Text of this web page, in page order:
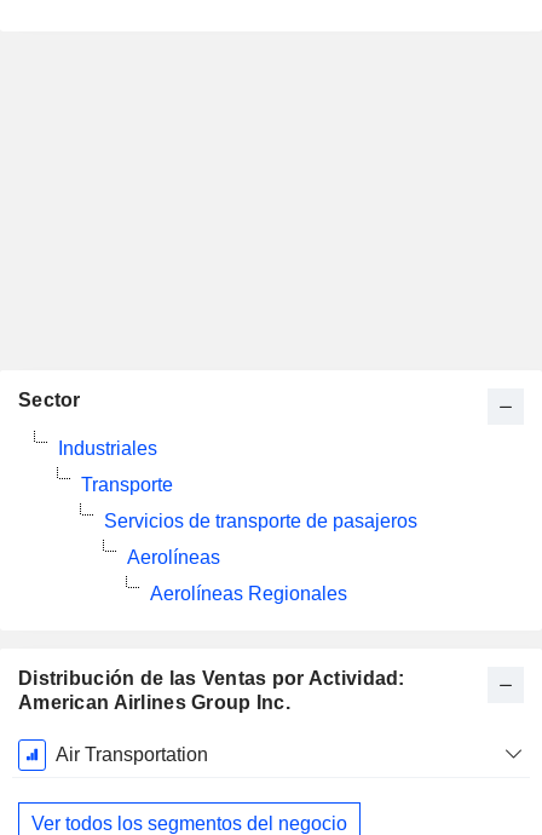
Distribución de las Ventas por Actividad:
American Airlines Group Inc.
Período
fiscal:
Diciembre
Air Transportation
Ver todos los segmentos del negocio
Sector
Industriales
Transporte
Servicios de transporte de pasajeros
Aerolíneas
Aerolíneas Regionales